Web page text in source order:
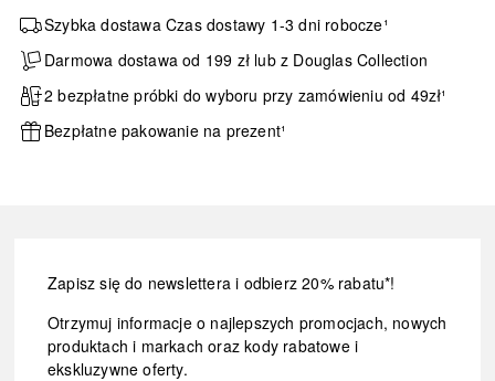
Szybka dostawa Czas dostawy 1-3 dni robocze¹
Darmowa dostawa od 199 zł lub z Douglas Collection
2 bezpłatne próbki do wyboru przy zamówieniu od 49zł¹
Bezpłatne pakowanie na prezent¹
Zapisz się do newslettera i odbierz 20% rabatu*!
Otrzymuj informacje o najlepszych promocjach, nowych
produktach i markach oraz kody rabatowe i
ekskluzywne oferty.